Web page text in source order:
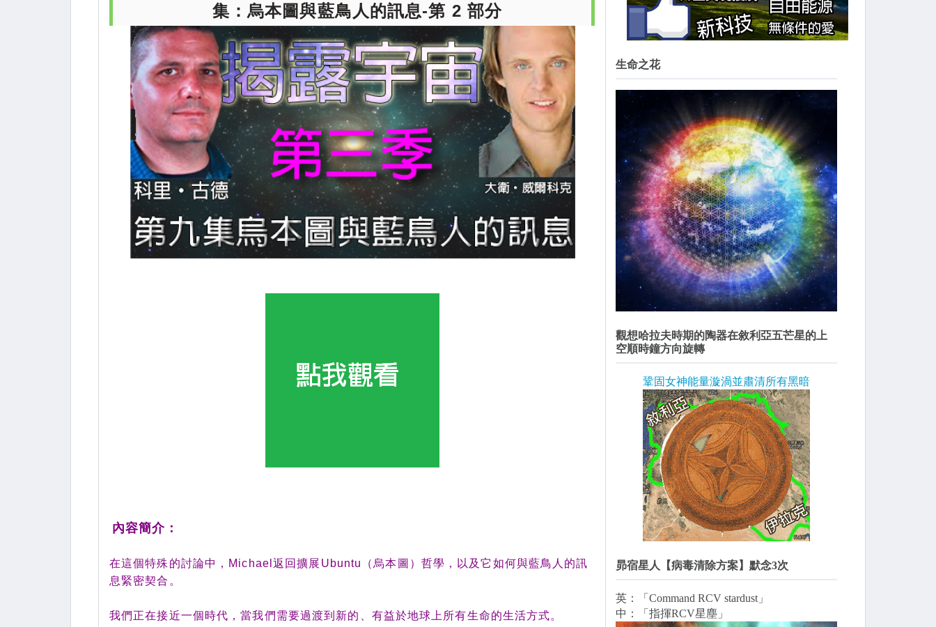
集：烏本圖與藍鳥人的訊息-第 2 部分
內容簡介：
在這個特殊的討論中，Michael返回擴展Ubuntu（烏本圖）哲學，以及它如何與藍鳥人的訊
息緊密契合。
我們正在接近一個時代，當我們需要過渡到新的、有益於地球上所有生命的生活方式。
生命之花
觀想哈拉夫時期的陶器在敘利亞五芒星的上
空順時鐘方向旋轉
鞏固女神能量漩渦並肅清所有黑暗
昴宿星人【病毒清除方案】默念3次
英：「Command RCV stardust」
中：「指揮RCV星塵」